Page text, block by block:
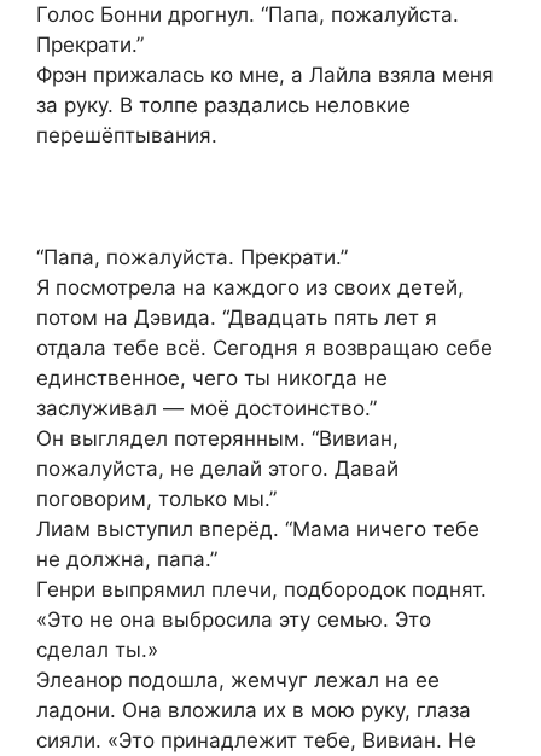
Голос Бонни дрогнул. “Папа, пожалуйста.
Прекрати.”
Фрэн прижалась ко мне, а Лайла взяла меня
за руку. В толпе раздались неловкие
перешёптывания.
“Папа, пожалуйста. Прекрати.”
Я посмотрела на каждого из своих детей,
потом на Дэвида. “Двадцать пять лет я
отдала тебе всё. Сегодня я возвращаю себе
единственное, чего ты никогда не
заслуживал — моё достоинство.”
Он выглядел потерянным. “Вивиан,
пожалуйста, не делай этого. Давай
поговорим, только мы.”
Лиам выступил вперёд. “Мама ничего тебе
не должна, папа.”
Генри выпрямил плечи, подбородок поднят.
«Это не она выбросила эту семью. Это
сделал ты.»
Элеанор подошла, жемчуг лежал на ее
ладони. Она вложила их в мою руку, глаза
сияли. «Это принадлежит тебе, Вивиан. Не